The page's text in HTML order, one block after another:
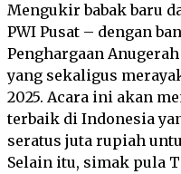
Mengukir babak baru
PWI Pusat – dengan
Penghargaan
yang sekaligus
2025. Acara ini akan
terbaik di Indonesia
seratus juta rupiah
Selain itu, simak pula